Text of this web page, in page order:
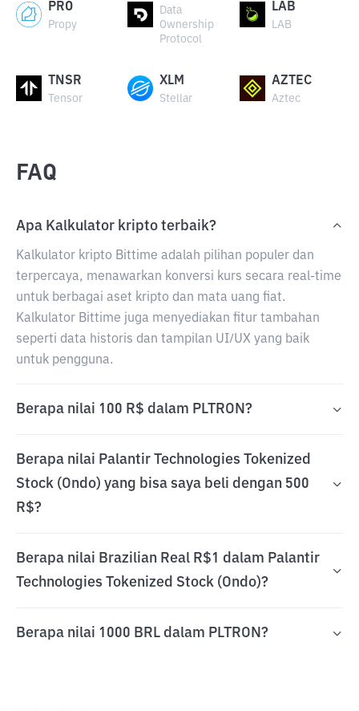
PRO
Propy
Data
Ownership
Protocol
LAB
LAB
TNSR
Tensor
XLM
Stellar
AZTEC
Aztec
FAQ
Apa Kalkulator kripto terbaik?
Kalkulator kripto Bittime adalah pilihan populer dan
terpercaya, menawarkan konversi kurs secara real-time
untuk berbagai aset kripto dan mata uang fiat.
Kalkulator Bittime juga menyediakan fitur tambahan
seperti data historis dan tampilan UI/UX yang baik
untuk pengguna.
Berapa nilai 100 R$ dalam PLTRON?
Berapa nilai Palantir Technologies Tokenized
Stock (Ondo) yang bisa saya beli dengan 500
R$?
Berapa nilai Brazilian Real R$1 dalam Palantir
Technologies Tokenized Stock (Ondo)?
Berapa nilai 1000 BRL dalam PLTRON?